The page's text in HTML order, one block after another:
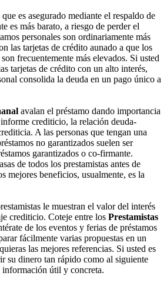
es asegurado mediante el respaldo de
es más barato, a riesgo de perder el
personales son ordinariamente más
las tarjetas de crédito aunado a que los
frecuentemente más elevados. Si usted
tarjetas de crédito con un alto interés,
consolida la deuda en un pago único a
avalan el préstamo dando importancia
crediticio, la relación deuda-
A las personas que tengan una
no garantizados suelen ser
garantizados o co-firmante.
de todos los prestamistas antes de
mejores beneficios, usualmente, es la
le muestran el valor del interés
crediticio. Coteje entre los Prestamistas
de los eventos y ferias de préstamos
fácilmente varias propuestas en un
las mejores referencias. Si usted es
su dinero tan rápido como al siguiente
útil y concreta.